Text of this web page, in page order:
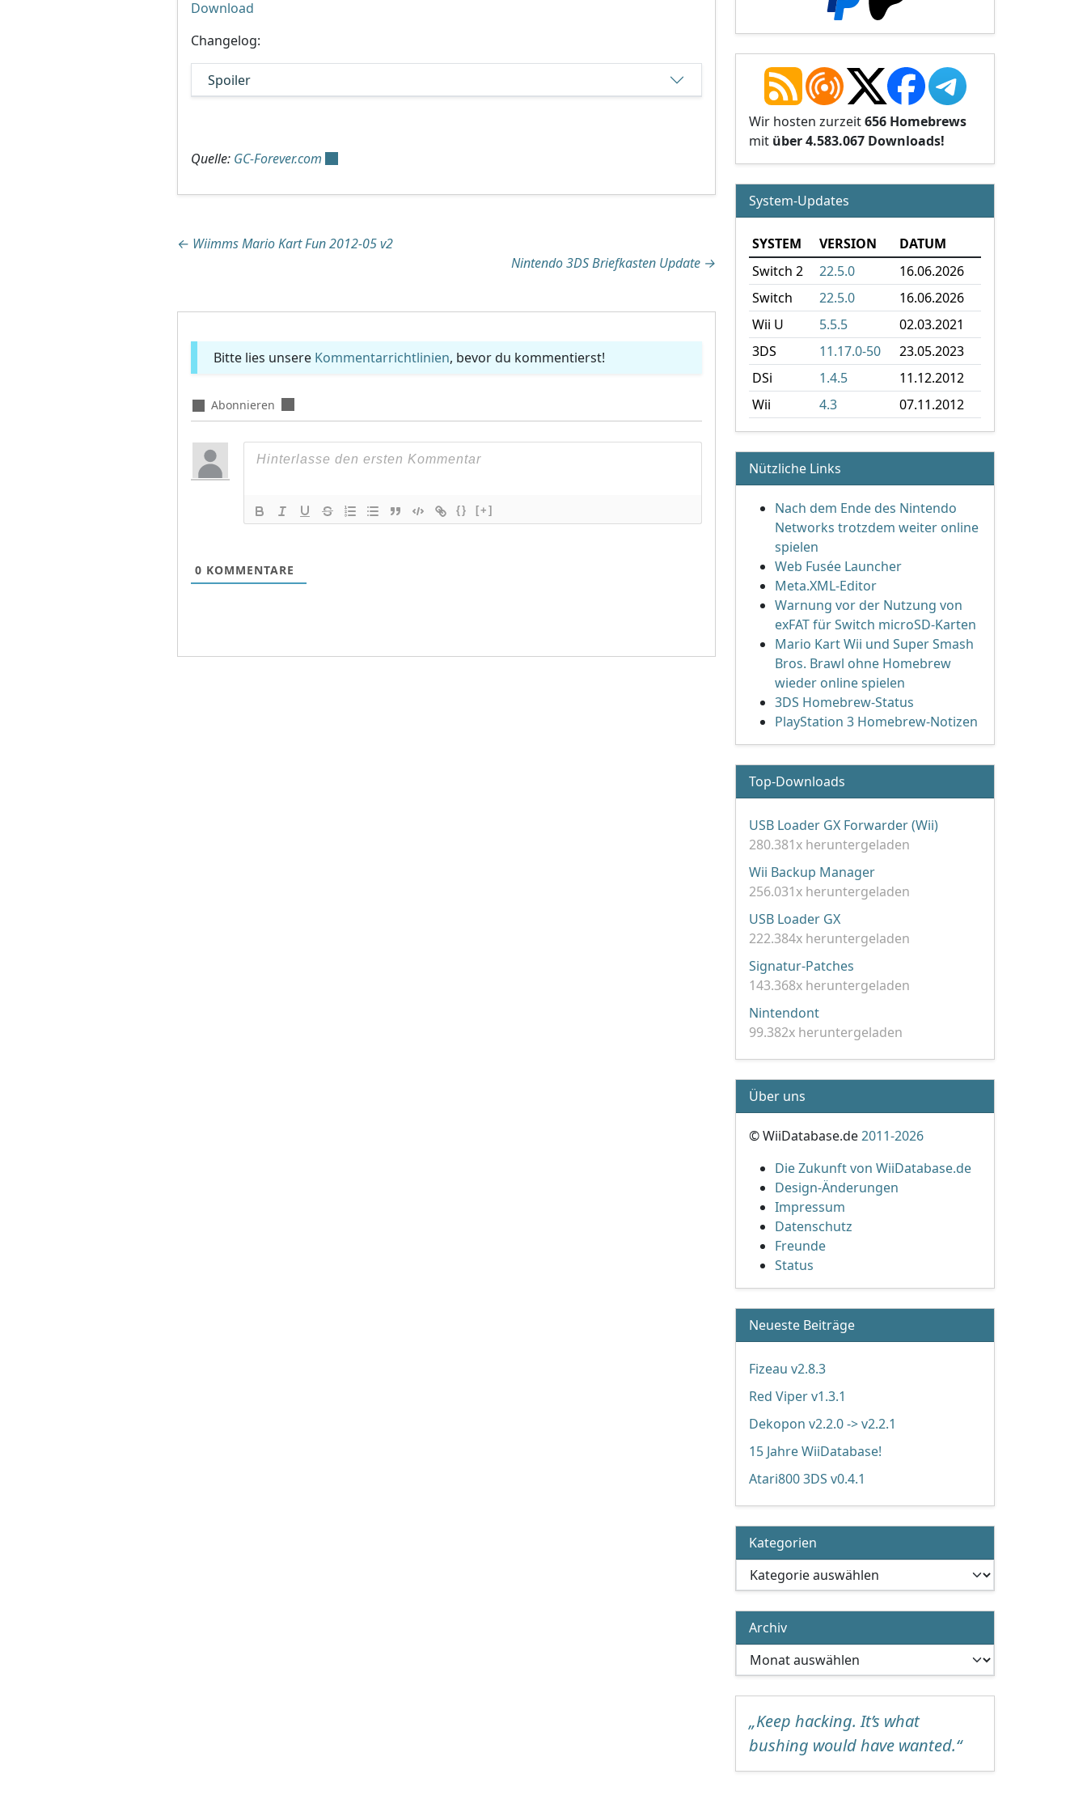
Download
Changelog:
Spoiler
Quelle: GC-Forever.com
Beitragsnavigation
← Wiimms Mario Kart Fun 2012-05 v2
Nintendo 3DS Briefkasten Update →
Bitte lies unsere Kommentarrichtlinien, bevor du kommentierst!
Abonnieren
{} [+]
0 KOMMENTARE
Wir hosten zurzeit656 Homebrews
mit über 4.583.067 Downloads!
System-Updates
SYSTEM VERSION
DATUM
Switch 2
22.5.0
16.06.2026
Switch
22.5.0
16.06.2026
Wii U
5.5.5
02.03.2021
3DS
11.17.0-50
23.05.2023
DSi
1.4.5
11.12.2012
Wii
4.3 07.11.2012
Nützliche Links
Nach dem Ende des Nintendo
Networks trotzdem weiter online
spielen
Web Fusée Launcher
Meta.XML-Editor
Warnung vor der Nutzung von
exFAT für Switch microSD-Karten
Mario Kart Wii und Super Smash
Bros. Brawl ohne Homebrew
wieder online spielen
3DS Homebrew-Status
PlayStation 3 Homebrew-Notizen
Top-Downloads
USB Loader GX Forwarder (Wii)
280.381x heruntergeladen
Wii Backup Manager
256.031x heruntergeladen
USB Loader GX
222.384x heruntergeladen
Signatur-Patches
143.368x heruntergeladen
Nintendont
99.382x heruntergeladen
Über uns
© WiiDatabase.de2011-2026
Die Zukunft von WiiDatabase.de
Design-Änderungen
Impressum
Datenschutz
Freunde
Status
Neueste Beiträge
Fizeau v2.8.3
Red Viper v1.3.1
Dekopon v2.2.0 -> v2.2.1
15 Jahre WiiDatabase!
Atari800 3DS v0.4.1
Kategorien
Kategorien
Archiv
Archiv
„Keep hacking. It’s what
bushing would have wanted.“